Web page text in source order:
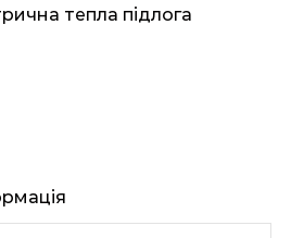
тепла підлога